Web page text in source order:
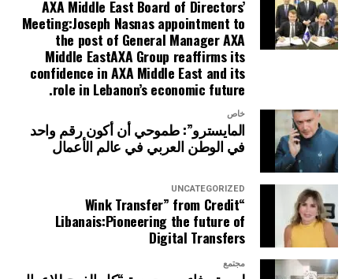
AXA Middle East Board of Directors’
Meeting:Joseph Nasnas appointment to
the post of General Manager AXA
Middle EastAXA Group reaffirms its
confidence in AXA Middle East and its
role in Lebanon’s economic future.
خاص
المايسترو”: طموحي أن أكون رقم واحد
في الوطن العربي في عالم الأعمال
UNCATEGORIZED
“Wink Transfer” from Credit
Libanais:Pioneering the future of
Digital Transfers
مجتمع